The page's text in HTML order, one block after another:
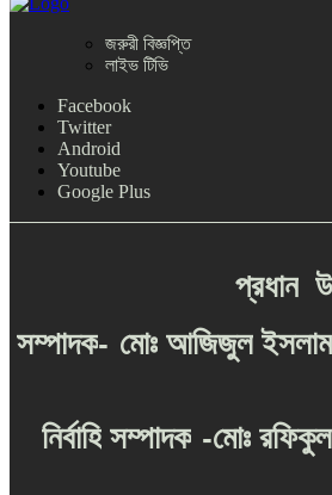
জরুরী বিজ্ঞপ্তি
লাইভ টিভি
Facebook
Twitter
Android
Youtube
Google Plus
প্রধান
সম্পাদক- মোঃ আজিজুল ইসলাম
নির্বাহি সম্পাদক -মোঃ রফিকুল